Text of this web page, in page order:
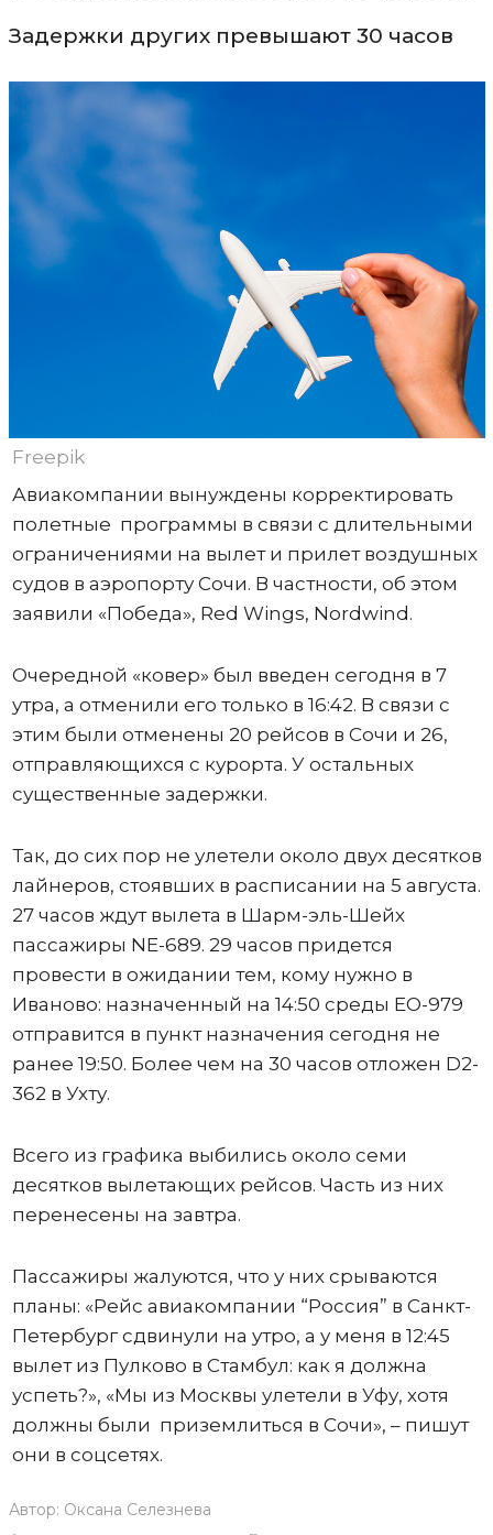
Задержки других превышают 30 часов
Freepik
Авиакомпании вынуждены корректировать
полетные программы в связи с длительными
ограничениями на вылет и прилет воздушных
судов в аэропорту Сочи. В частности, об этом
заявили «Победа», Red Wings, Nordwind.
Очередной «ковер» был введен сегодня в 7
утра, а отменили его только в 16:42. В связи с
этим были отменены 20 рейсов в Сочи и 26,
отправляющихся с курорта. У остальных
существенные задержки.
Так, до сих пор не улетели около двух десятков
лайнеров, стоявших в расписании на 5 августа.
27 часов ждут вылета в Шарм-эль-Шейх
пассажиры NE-689. 29 часов придется
провести в ожидании тем, кому нужно в
Иваново: назначенный на 14:50 среды ЕО-979
отправится в пункт назначения сегодня не
ранее 19:50. Более чем на 30 часов отложен D2-
362 в Ухту.
Всего из графика выбились около семи
десятков вылетающих рейсов. Часть из них
перенесены на завтра.
Пассажиры жалуются, что у них срываются
планы: «Рейс авиакомпании “Россия” в Санкт-
Петербург сдвинули на утро, а у меня в 12:45
вылет из Пулково в Стамбул: как я должна
успеть?», «Мы из Москвы улетели в Уфу, хотя
должны были приземлиться в Сочи», – пишут
они в соцсетях.
Автор: Оксана Селезнева